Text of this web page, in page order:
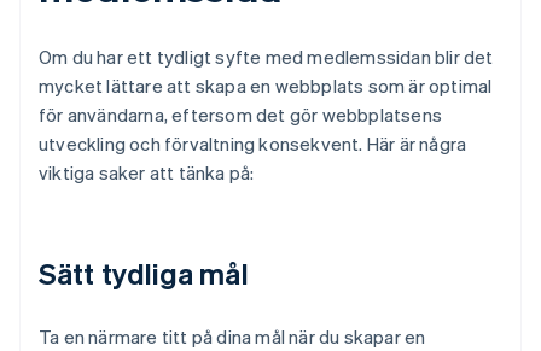
Om du har ett tydligt syfte med medlemssidan blir det
mycket lättare att skapa en webbplats som är optimal
för användarna, eftersom det gör webbplatsens
utveckling och förvaltning konsekvent. Här är några
viktiga saker att tänka på:
Sätt tydliga mål
Ta en närmare titt på dina mål när du skapar en